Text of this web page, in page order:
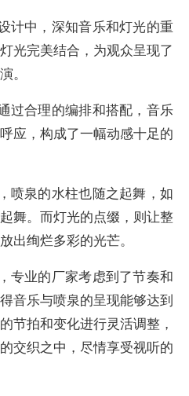
计中，深知音乐和灯光的重
光完美结合，为观众呈现了
。
过合理的编排和搭配，音乐
应，构成了一幅动感十足的
喷泉的水柱也随之起舞，如
舞。而灯光的点缀，则让整
出绚烂多彩的光芒。
专业的厂家考虑到了节奏和
音乐与喷泉的呈现能够达到
节拍和变化进行灵活调整，
交织之中，尽情享受视听的